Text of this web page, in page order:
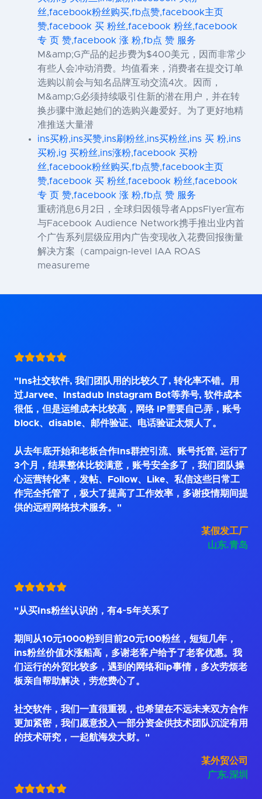
丝,facebook粉丝购买,fb点赞,facebook主页
赞,facebook 买 粉丝,facebook 粉丝,facebook
专 页 赞,facebook 涨 粉,fb点 赞 服务
M&amp;G产品的起步费为$400美元，因而非常少
有些人会冲动消费。均值看来，消费者在提交订单
选购以前会与知名品牌互动交流4次。因而，
M&amp;G必须持续吸引住新的潜在用户，并在转
换步骤中激起她们的选购兴趣爱好。为了更好地精
准推送大量潜
ins买粉,ins买赞,ins刷粉丝,ins买粉丝,ins 买 粉,ins
买粉,ig 买粉丝,ins涨粉,facebook 买粉
丝,facebook粉丝购买,fb点赞,facebook主页
赞,facebook 买 粉丝,facebook 粉丝,facebook
专 页 赞,facebook 涨 粉,fb点 赞 服务
重磅消息6月2日，全球归因领导者AppsFlyer宣布
与Facebook Audience Network携手推出业内首
个广告系列层级应用内广告变现收入花费回报衡量
解决方案（campaign-level IAA ROAS
measureme
"Ins社交软件, 我们团队用的比较久了, 转化率不错。用
过Jarvee、Instadub Instagram Bot等养号, 软件成本
很低，但是运维成本比较高，网络 IP需要自己弄，账号
block、disable、邮件验证、电话验证太烦人了。
从去年底开始和老板合作Ins群控引流、账号托管, 运行了
3个月，结果整体比较满意，账号安全多了，我们团队操
心运营转化率，发帖、Follow、Like、私信这些日常工
作完全托管了，极大了提高了工作效率，多谢疫情期间提
供的远程网络技术服务。"
某假发工厂
山东.青岛
"从买Ins粉丝认识的，有4~5年关系了
期间从10元1000粉到目前20元100粉丝，短短几年，
ins粉丝价值水涨船高，多谢老客户给予了老客优惠。我
们运行的外贸比较多，遇到的网络和ip事情，多次劳烦老
板亲自帮助解决，劳您费心了。
社交软件，我们一直很重视，也希望在不远未来双方合作
更加紧密，我们愿意投入一部分资金供技术团队沉淀有用
的技术研究，一起航海发大财。"
某外贸公司
广东.深圳